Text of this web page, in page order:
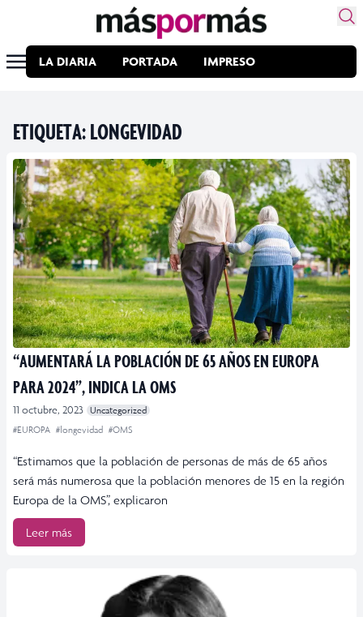
LA DIARIA PORTADA IMPRESO
ETIQUETA:LONGEVIDAD
“AUMENTARÁ LA POBLACIÓN DE 65 AÑOS EN EUROPA
PARA 2024”, INDICA LA OMS
11 octubre, 2023 Uncategorized
#EUROPA #longevidad #OMS
“Estimamos que la población de personas de más de 65 años
será más numerosa que la población menores de 15 en la región
Europa de la OMS”, explicaron
Leer más